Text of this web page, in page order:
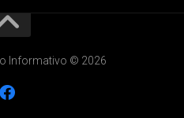
Informativo © 2026